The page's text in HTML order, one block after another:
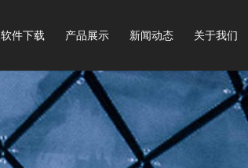
软件下载 产品展示 新闻动态 关于我们